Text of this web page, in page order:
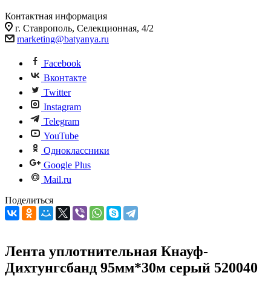
Контактная информация
г. Ставрополь, Селекционная, 4/2
marketing@batyanya.ru
Facebook
Вконтакте
Twitter
Instagram
Telegram
YouTube
Одноклассники
Google Plus
Mail.ru
Поделиться
Лента уплотнительная Кнауф-
Дихтунгсбанд 95мм*30м серый 520040